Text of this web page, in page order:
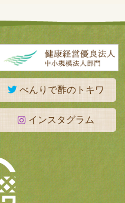
べんりで酢のトキワ
インスタグラム